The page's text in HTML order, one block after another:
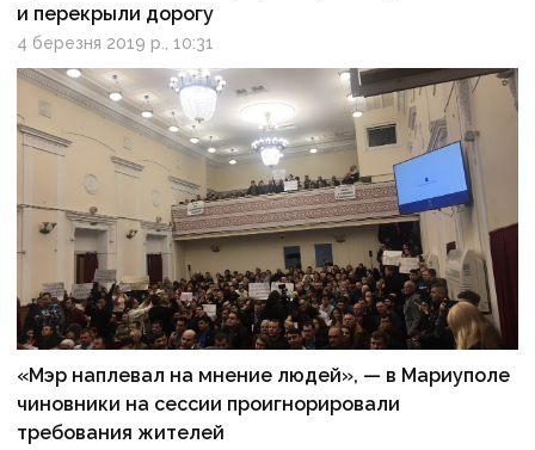
и перекрыли дорогу
4 березня 2019 р., 10:31
«Мэр наплевал на мнение людей», — в Мариуполе
чиновники на сессии проигнорировали
требования жителей